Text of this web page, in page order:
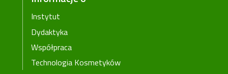
Instytut
Dydaktyka
Współpraca
Technologia Kosmetyków